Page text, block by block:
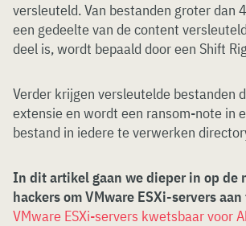
versleuteld. Van bestanden groter dan
een gedeelte van de content
deel is, wordt bepaald door een Shift
Verder krijgen versleutelde bestanden
extensie en wordt een ransom-note in
bestand in iedere te verwerken
In dit artikel gaan we dieper in op de
hackers om VMware ESXi-servers
VMware ESXi-servers kwetsbaar voor